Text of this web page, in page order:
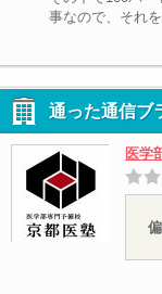
事なので、それ
通った通信ブ
医学